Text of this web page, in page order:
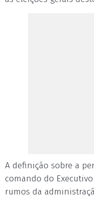
A definição sobre a
comando do
rumos da